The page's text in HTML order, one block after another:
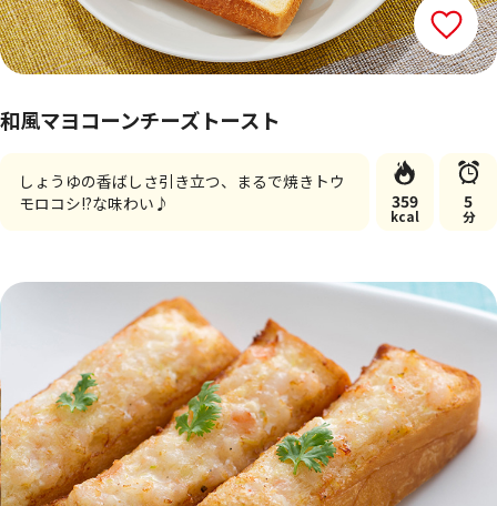
和風マヨコーンチーズトースト
しょうゆの香ばしさ引き立つ、まるで焼きトウ
モロコシ!?な味わい♪
359
kcal
5
分